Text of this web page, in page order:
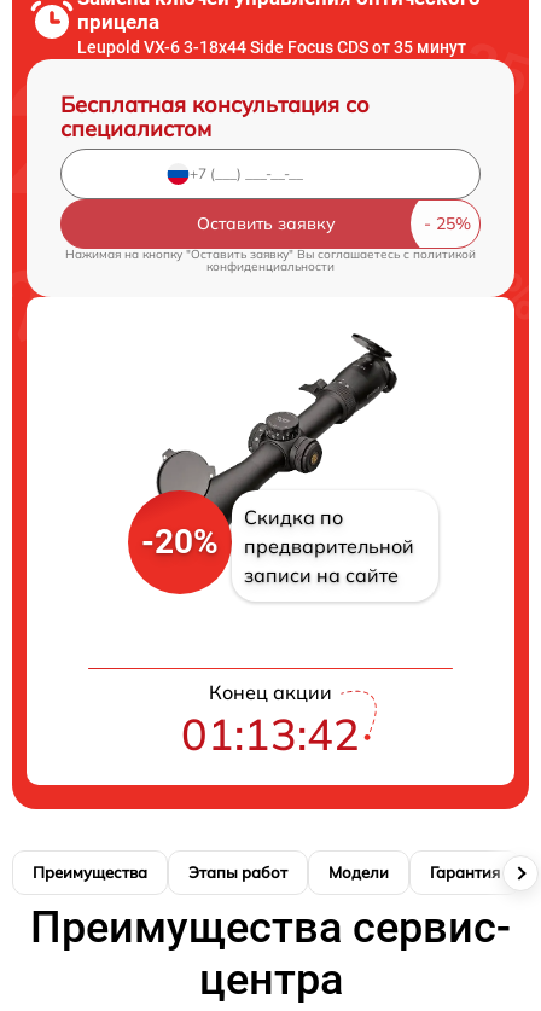
прицела
Leupold VX-6 3-18x44 Side Focus CDS от 35 минут
Бесплатная консультация со
специалистом
Оставить заявку
Нажимая на кнопку "Оставить заявку" Вы соглашаетесь cполитикой
конфиденциальности
-20%
Скидка по
предварительной
записи на сайте
Конец акции
01:13:41
Преимущества Этапы работ Модели Гарантия
Преимущества сервис-
центра